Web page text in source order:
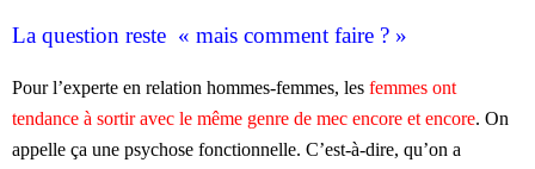
La question reste « mais comment faire ? »
Pour l’experte en relation hommes-femmes, les femmes ont
tendance à sortir avec le même genre de mec encore et encore. On
appelle ça une psychose fonctionnelle. C’est-à-dire, qu’on a